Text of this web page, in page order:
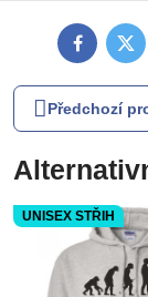
Facebook
Předchozí
UNISEX STŘIH